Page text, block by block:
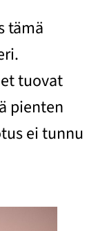
tämä
tuovat
pienten
ei tunnu